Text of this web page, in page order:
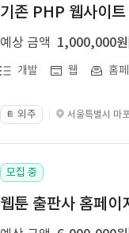
기존 PHP 웹사이
예상 금액 1,000,000원
개발 웹 홈
📔 외주 서울특별시 마
모집 중
웹툰 출판사 홈페